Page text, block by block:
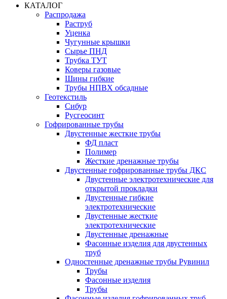
КАТАЛОГ
Распродажа
Раструб
Уценка
Чугунные крышки
Сырье ПНД
Трубка ТУТ
Коверы газовые
Шины гибкие
Трубы НПВХ обсадные
Геотекстиль
Сибур
Русгеосинт
Гофрированные трубы
Двустенные жесткие трубы
ФД пласт
Полимер
Жесткие дренажные трубы
Двустенные гофрированные трубы ДКС
Двустенные электротехнические для
открытой прокладки
Двустенные гибкие
электротехнические
Двустенные жесткие
электротехнические
Двустенные дренажные
Фасонные изделия для двустенных
труб
Одностенные дренажные трубы Рувинил
Трубы
Фасонные изделия
Трубы